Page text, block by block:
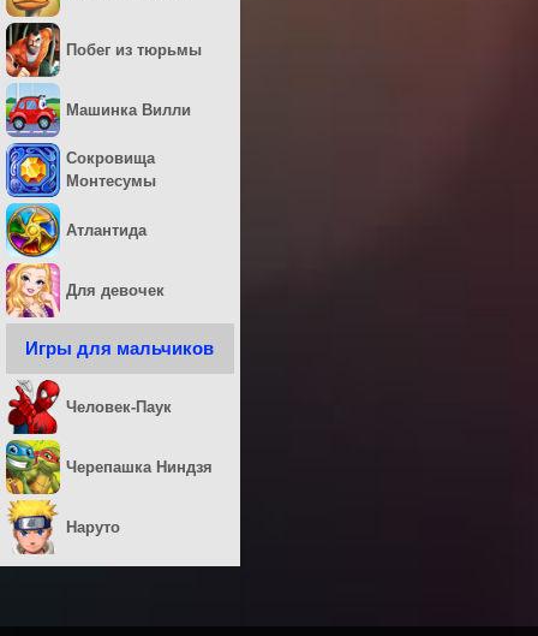
Побег из тюрьмы
Машинка Вилли
Сокровища
Монтесумы
Атлантида
Для девочек
Игры для мальчиков
Человек-Паук
Черепашка Ниндзя
Наруто